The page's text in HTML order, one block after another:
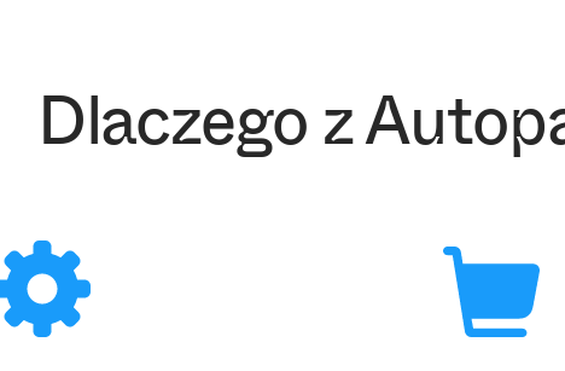
Dlaczego z